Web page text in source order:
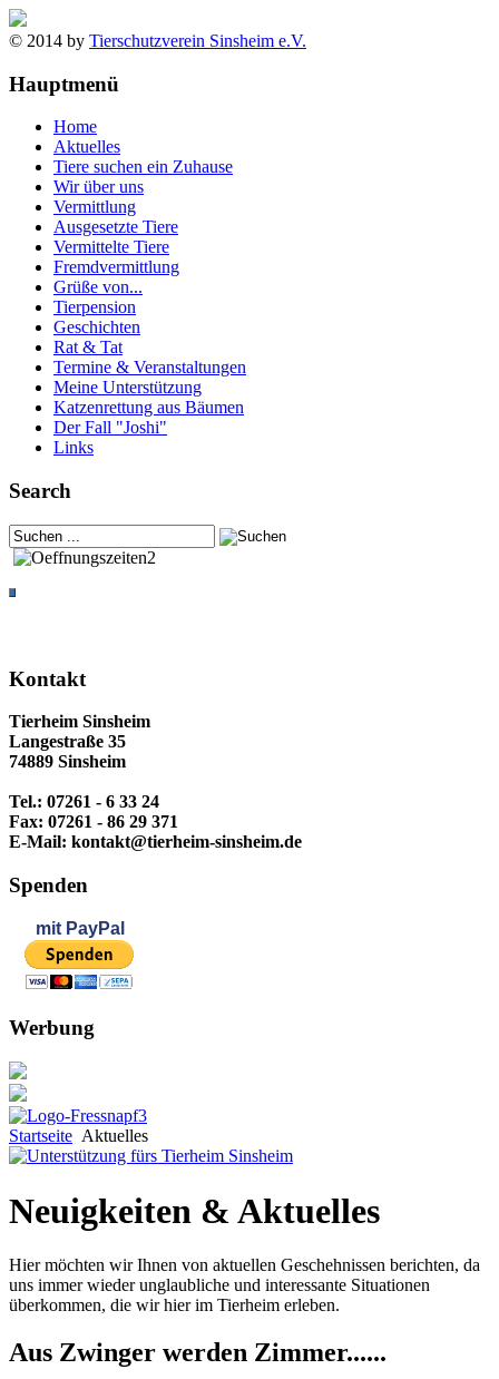
© 2014 by Tierschutzverein Sinsheim e.V.
Hauptmenü
Home
Aktuelles
Tiere suchen ein Zuhause
Wir über uns
Vermittlung
Ausgesetzte Tiere
Vermittelte Tiere
Fremdvermittlung
Grüße von...
Tierpension
Geschichten
Rat & Tat
Termine & Veranstaltungen
Meine Unterstützung
Katzenrettung aus Bäumen
Der Fall "Joshi"
Links
Search
Kontakt
Tierheim Sinsheim
Langestraße 35
74889 Sinsheim
Tel.: 07261 - 6 33 24
Fax: 07261 - 86 29 371
E-Mail: kontakt@tierheim-sinsheim.de
Spenden
mit PayPal
Werbung
Startseite Aktuelles
Neuigkeiten & Aktuelles
Hier möchten wir Ihnen von aktuellen Geschehnissen berichten, da
uns immer wieder unglaubliche und interessante Situationen
überkommen, die wir hier im Tierheim erleben.
Aus Zwinger werden Zimmer......